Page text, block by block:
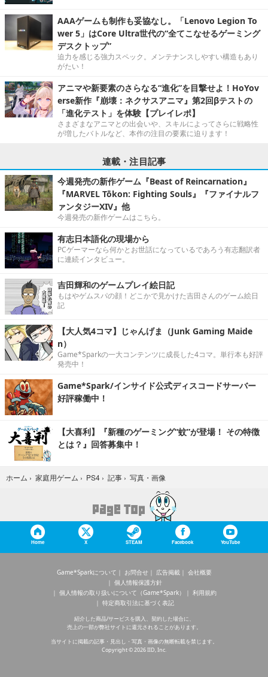
AAAゲームも制作も妥協なし。「Lenovo Legion To
wer 5」はCore Ultra世代の“全てこなせるゲーミング
デスクトップ”
迫力を感じる強力スペック。メンテナンスしやすい構造もあり
がたい！
アニマや新要素のさらなる“進化”を目撃せよ！HoYov
erse新作『崩壊：ネクサスアニマ』第2回βテストの
「進化テスト」を体験【プレイレポ】
さまざまなアニマとの出会いや、スキルによってさらに戦略性
が増したバトルなど、本作の注目の要素に迫ります！
連載・注目記事
今週発売の新作ゲーム『Beast of Reincarnation』
『MARVEL Tōkon: Fighting Souls』『ファイナルフ
ァンタジーXIV』他
今週発売の新作ゲームはこちら。
有志日本語化の現場から
PCゲーマーなら何かとお世話になっているであろう有志翻訳者
に連続インタビュー。
吉田輝和のゲームプレイ絵日記
もはやゲムスパの顔！どこかで見かけた吉田さんのゲーム絵日
記
【大人気4コマ】じゃんげま（Junk Gaming Maide
n）
Game*Sparkの一大コンテンツに成長した4コマ。単行本も好評
発売中！
Game*Spark/インサイド公式ディスコードサーバー
好評稼働中！
【大喜利】『新種のゲーミング“蚊”が登場！ その特徴
とは？』回答募集中！
ホーム › 家庭用ゲーム › PS4 › 記事 › 写真・画像
Home X STEAM Facebook YouTube
Game*Sparkについて お問合せ 広告掲載
会社概要
個人情報保護方針
個人情報の取り扱いについて（Game*Spark）
利用規約
特定商取引法に基づく表記
紹介した商品/サービスを購入、契約した場合に、
売上の一部が弊社サイトに還元されることがあります。
当サイトに掲載の記事・見出し・写真・画像の無断転載を禁じます。
Copyright © 2026 IID, Inc.